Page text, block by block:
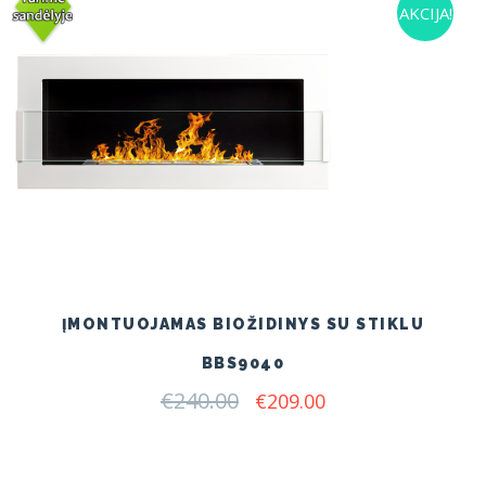
AKCIJA!
ĮMONTUOJAMAS BIOŽIDINYS SU STIKLU
BBS9040
€240.00 Original
€209.00Current